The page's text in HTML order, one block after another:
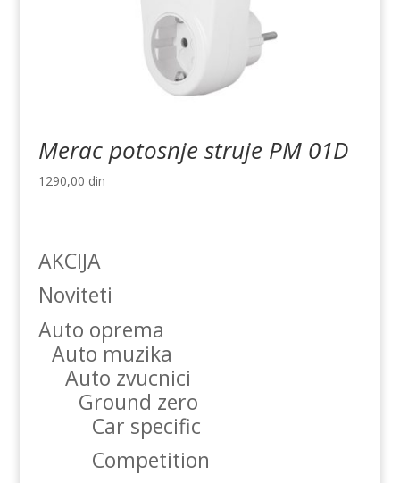
Merac potosnje struje PM 01D
1290,00 din
AKCIJA
Noviteti
Auto oprema
Auto muzika
Auto zvucnici
Ground zero
Car specific
Competition